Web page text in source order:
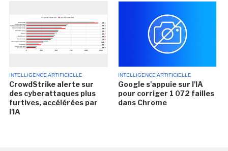
INTELLIGENCE ARTIFICIELLE
CrowdStrike alerte sur
des cyberattaques plus
furtives, accélérées par
l'IA
INTELLIGENCE ARTIFICIELLE
Google s'appuie sur l'IA
pour corriger 1 072 failles
dans Chrome